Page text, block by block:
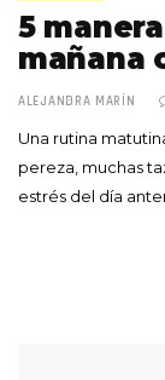
5
mañana
ALEJANDRA MARÍN
Una rutina
pereza, muchas
estrés del día